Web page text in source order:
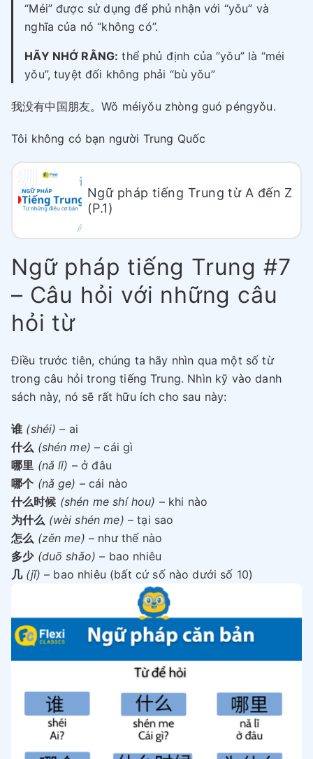
“Méi” được sử dụng để phủ nhận với “yǒu” và
nghĩa của nó “không có”.
HÃY NHỚ RẰNG: thể phủ định của “yǒu” là “méi
yǒu”, tuyệt đối không phải “bù yǒu”
我没有中国朋友。Wǒ méiyǒu zhòng guó péngyǒu.
Tôi không có bạn người Trung Quốc
Ngữ pháp tiếng Trung từ A đến Z
(P.1)
Ngữ pháp tiếng Trung #7
– Câu hỏi với những câu
hỏi từ
Điều trước tiên, chúng ta hãy nhìn qua một số từ
trong câu hỏi trong tiếng Trung. Nhìn kỹ vào danh
sách này, nó sẽ rất hữu ích cho sau này:
谁 (shéi) – ai
什么 (shén me) – cái gì
哪里 (nǎ lǐ) – ở đâu
哪个 (nǎ ge) – cái nào
什么时候 (shén me shí hou) – khi nào
为什么 (wèi shén me) – tại sao
怎么 (zěn me) – như thế nào
多少 (duō shǎo) – bao nhiêu
几 (jǐ) – bao nhiêu (bất cứ số nào dưới số 10)